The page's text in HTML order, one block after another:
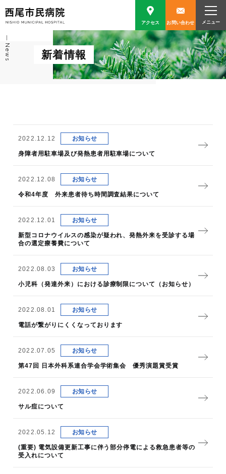
アクセス お問い合わせ
News 新着情報
2022.12.12 お知らせ
身障者用駐車場及び発熱患者用駐車場について
2022.12.08 お知らせ
令和4年度 外来患者待ち時間調査結果について
2022.12.01 お知らせ
新型コロナウイルスの感染が疑われ、発熱外来を受診する場
合の選定療養費について
2022.08.03 お知らせ
小児科（発達外来）における診療制限について（お知らせ）
2022.08.01 お知らせ
電話が繋がりにくくなっております
2022.07.05 お知らせ
第47回 日本外科系連合学会学術集会 優秀演題賞受賞
2022.06.09 お知らせ
サル痘について
2022.05.12 お知らせ
(重要) 電気設備更新工事に伴う部分停電による救急患者等の
受入れについて